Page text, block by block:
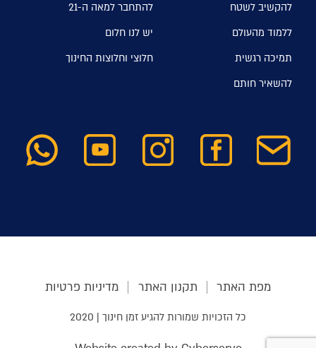
להקשיב לשטח
להתחבר למאה ה-21
ללמוד מהעולם
יש לנו חלום
תמיכה רגשית
חלוצי וחלוצות החינוך
להשאיר חותם
מפת האתר תקנון האתר מדיניות פרטיות
כל הזכויות שמורות להגיע זמן חינוך | 2020